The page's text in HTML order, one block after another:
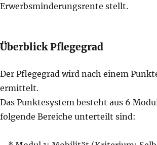
Erwerbsminderungsrente stellt.
Überblick Pflegegrad
Der Pflegegrad wird nach einem
ermittelt.
Das Punktesystem besteht aus 6
folgende Bereiche unterteilt sind: